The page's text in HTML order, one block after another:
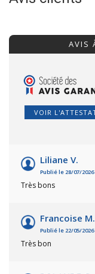
AVIS
VOIR
Liliane V.
Publié le 28/07/2026
Très bons
Francoise M.
Publié le 22/05/2026
Très bon